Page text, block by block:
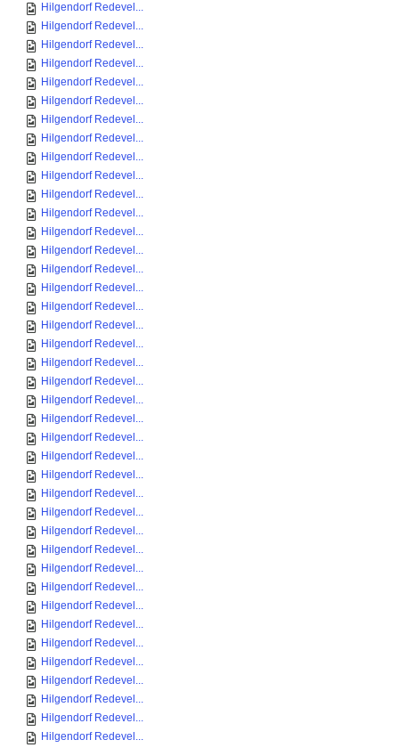
Hilgendorf Redevel...
Hilgendorf Redevel...
Hilgendorf Redevel...
Hilgendorf Redevel...
Hilgendorf Redevel...
Hilgendorf Redevel...
Hilgendorf Redevel...
Hilgendorf Redevel...
Hilgendorf Redevel...
Hilgendorf Redevel...
Hilgendorf Redevel...
Hilgendorf Redevel...
Hilgendorf Redevel...
Hilgendorf Redevel...
Hilgendorf Redevel...
Hilgendorf Redevel...
Hilgendorf Redevel...
Hilgendorf Redevel...
Hilgendorf Redevel...
Hilgendorf Redevel...
Hilgendorf Redevel...
Hilgendorf Redevel...
Hilgendorf Redevel...
Hilgendorf Redevel...
Hilgendorf Redevel...
Hilgendorf Redevel...
Hilgendorf Redevel...
Hilgendorf Redevel...
Hilgendorf Redevel...
Hilgendorf Redevel...
Hilgendorf Redevel...
Hilgendorf Redevel...
Hilgendorf Redevel...
Hilgendorf Redevel...
Hilgendorf Redevel...
Hilgendorf Redevel...
Hilgendorf Redevel...
Hilgendorf Redevel...
Hilgendorf Redevel...
Hilgendorf Redevel...